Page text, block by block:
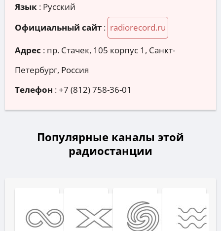
Язык : Русский
Официальный сайт : radiorecord.ru
Адрес : пр. Стачек, 105 корпус 1, Санкт-
Петербург, Россия
Телефон :+7 (812) 758-36-01
Популярные каналы этой
радиостанции